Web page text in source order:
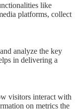
like
platforms, collect
analyze the key
in delivering a
visitors interact with
on metrics the